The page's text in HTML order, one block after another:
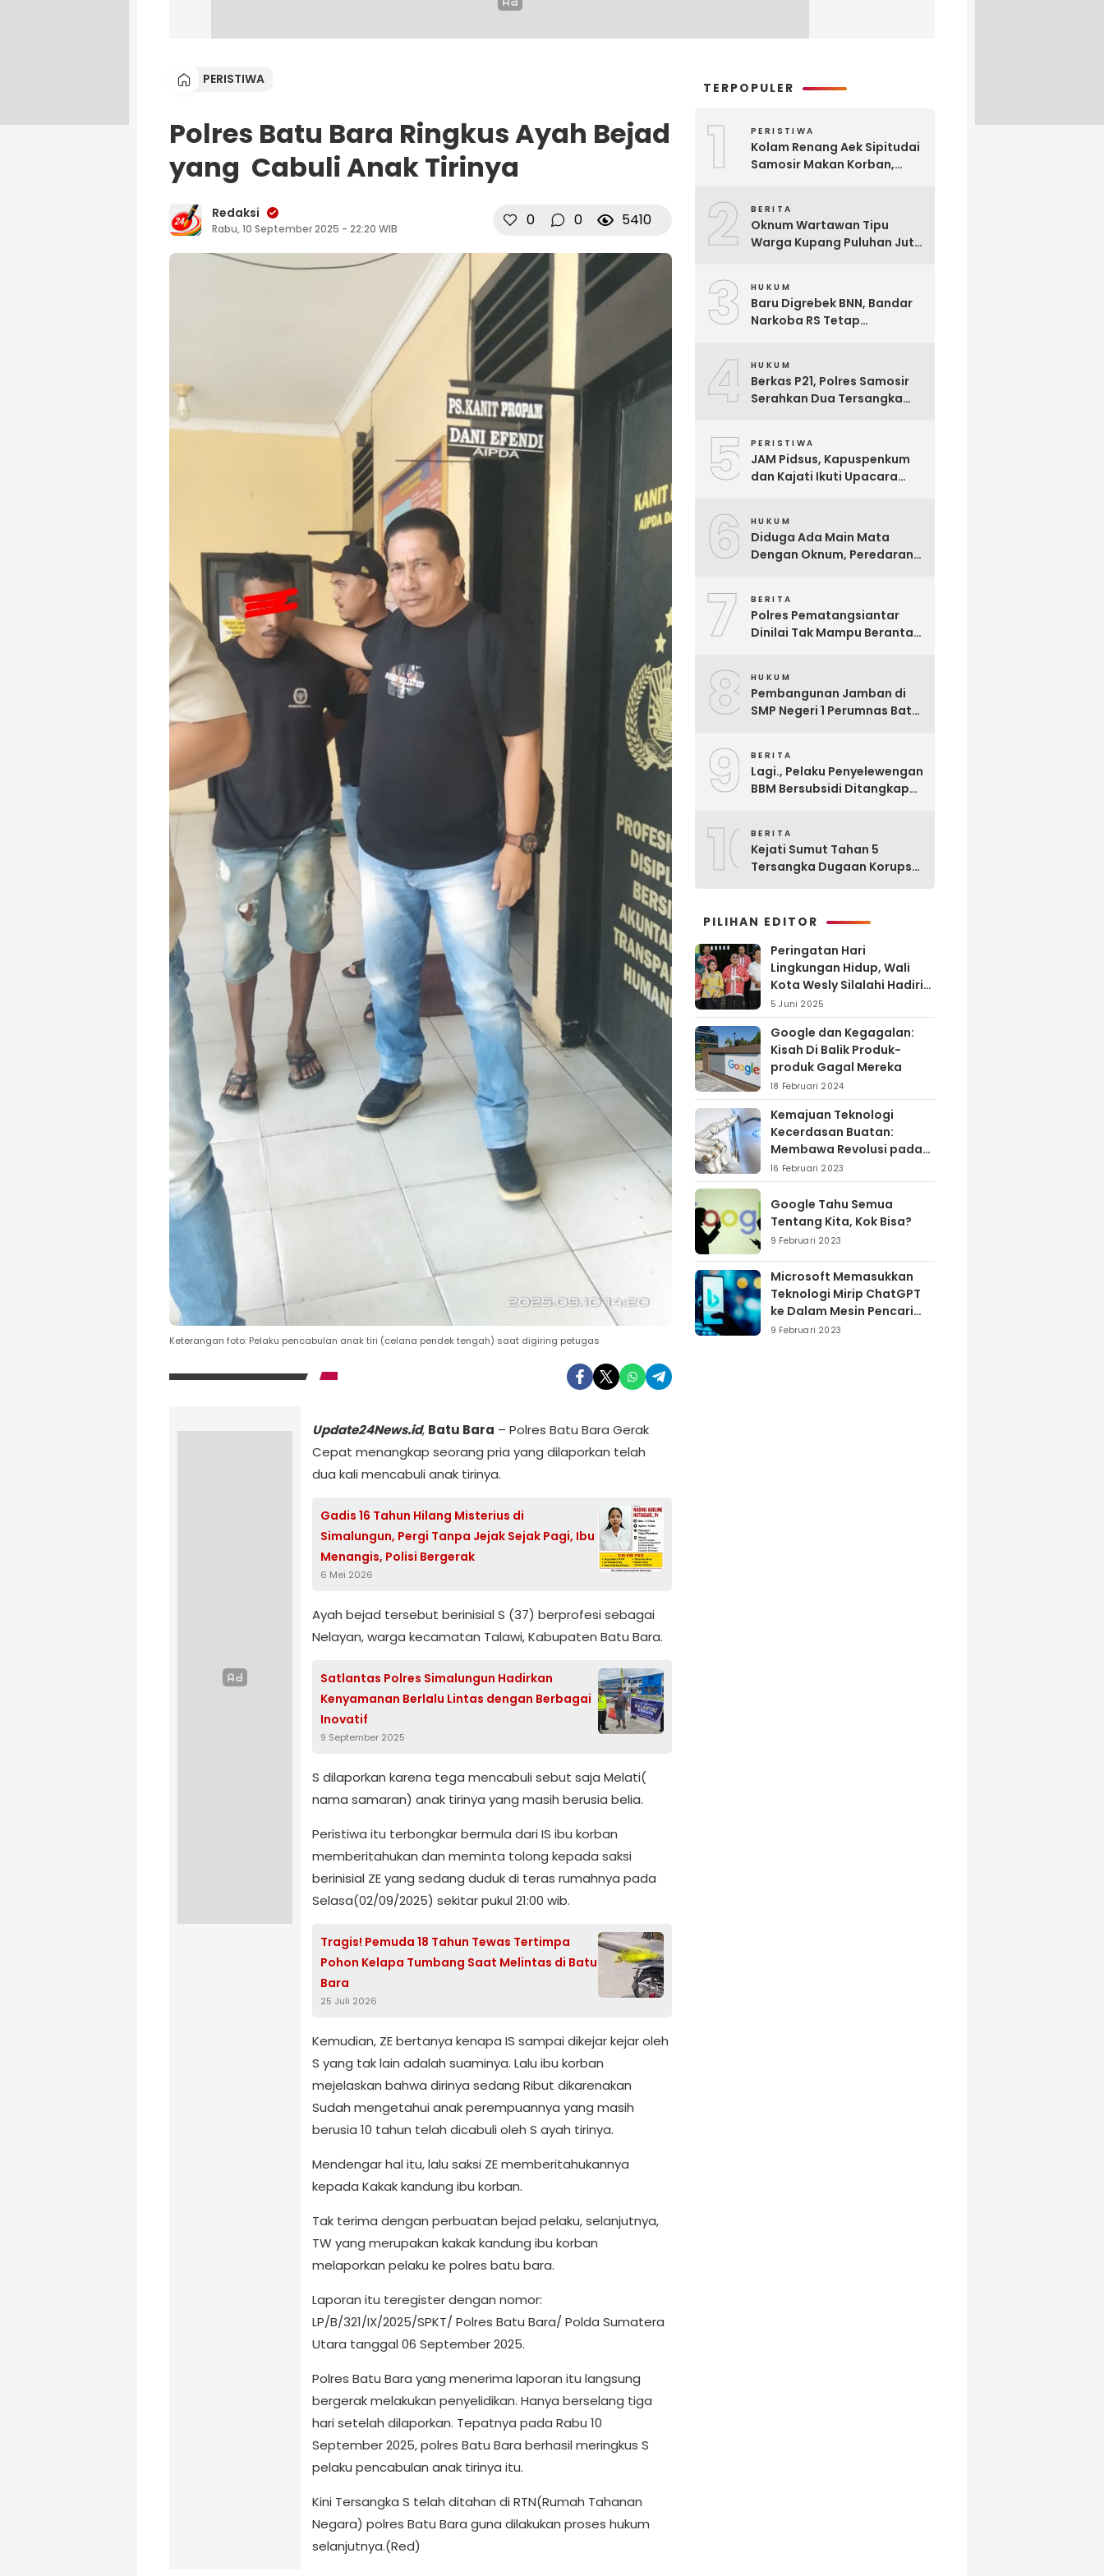
PERISTIWA
Polres Batu Bara Ringkus Ayah Bejad
yang Cabuli Anak Tirinya
Redaksi
Rabu, 10 September 2025 - 22:20 WIB 0 0 5410
Keterangan foto: Pelaku pencabulan anak tiri (celana pendek tengah) saat digiring petugas
Update24News.id, Batu Bara – Polres Batu Bara Gerak
Cepat menangkap seorang pria yang dilaporkan telah
dua kali mencabuli anak tirinya.
Gadis 16 Tahun Hilang Misterius di
Simalungun, Pergi Tanpa Jejak Sejak Pagi, Ibu
Menangis, Polisi Bergerak
6 Mei 2026
Ayah bejad tersebut berinisial S (37) berprofesi sebagai
Nelayan, warga kecamatan Talawi, Kabupaten Batu Bara.
Satlantas Polres Simalungun Hadirkan
Kenyamanan Berlalu Lintas dengan Berbagai
Inovatif
9 September 2025
S dilaporkan karena tega mencabuli sebut saja Melati(
nama samaran) anak tirinya yang masih berusia belia.
Peristiwa itu terbongkar bermula dari IS ibu korban
memberitahukan dan meminta tolong kepada saksi
berinisial ZE yang sedang duduk di teras rumahnya pada
Selasa(02/09/2025) sekitar pukul 21:00 wib.
Tragis! Pemuda 18 Tahun Tewas Tertimpa
Pohon Kelapa Tumbang Saat Melintas di Batu
Bara
25 Juli 2026
Kemudian, ZE bertanya kenapa IS sampai dikejar kejar oleh
S yang tak lain adalah suaminya. Lalu ibu korban
mejelaskan bahwa dirinya sedang Ribut dikarenakan
Sudah mengetahui anak perempuannya yang masih
berusia 10 tahun telah dicabuli oleh S ayah tirinya.
Mendengar hal itu, lalu saksi ZE memberitahukannya
kepada Kakak kandung ibu korban.
Tak terima dengan perbuatan bejad pelaku, selanjutnya,
TW yang merupakan kakak kandung ibu korban
melaporkan pelaku ke polres batu bara.
Laporan itu teregister dengan nomor:
LP/B/321/IX/2025/SPKT/ Polres Batu Bara/ Polda Sumatera
Utara tanggal 06 September 2025.
Polres Batu Bara yang menerima laporan itu langsung
bergerak melakukan penyelidikan. Hanya berselang tiga
hari setelah dilaporkan. Tepatnya pada Rabu 10
September 2025, polres Batu Bara berhasil meringkus S
pelaku pencabulan anak tirinya itu.
Kini Tersangka S telah ditahan di RTN(Rumah Tahanan
Negara) polres Batu Bara guna dilakukan proses hukum
selanjutnya.(Red)
TERPOPULER
1 PERISTIWA
Kolam Renang Aek Sipitudai
Samosir Makan Korban,
2 BERITA
Oknum Wartawan Tipu
Warga Kupang Puluhan Juta
3 HUKUM
Baru Digrebek BNN, Bandar
Narkoba RS Tetap
4 HUKUM
Berkas P21, Polres Samosir
Serahkan Dua Tersangka
Korupsinya
5 PERISTIWA
JAM Pidsus, Kapuspenkum
dan Kajati Ikuti Upacara
Ginting yang Gugur Saat
Tugas
6 HUKUM
Diduga Ada Main Mata
Dengan Oknum, Peredaran
7 BERITA
Polres Pematangsiantar
Dinilai Tak Mampu Berantas
Turun Tangan
8 HUKUM
Pembangunan Jamban di
SMP Negeri 1 Perumnas Batu
9 BERITA
Lagi., Pelaku Penyelewengan
BBM Bersubsidi Ditangkap
10BERITA
Kejati Sumut Tahan 5
Tersangka Dugaan Korupsi
PILIHAN EDITOR
Peringatan Hari
Lingkungan Hidup, Wali
Kota Wesly Silalahi Hadiri
Penyerahan dan
Penyiraman Eco Enzyme di
TPA Tanjung Pinggir
5 Juni 2025
Google dan Kegagalan:
Kisah Di Balik Produk-
produk Gagal Mereka
18 Februari 2024
Kemajuan Teknologi
Kecerdasan Buatan:
Membawa Revolusi pada
Industri dan Masyarakat
16 Februari 2023
Google Tahu Semua
Tentang Kita, Kok Bisa?
9 Februari 2023
Microsoft Memasukkan
Teknologi Mirip ChatGPT
ke Dalam Mesin Pencari
Bing
9 Februari 2023